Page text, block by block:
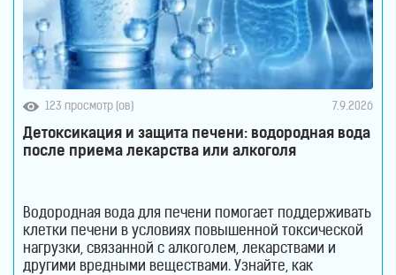
123 просмотр (ов) 7.9.2026
Детоксикация и защита печени: водородная вода
после приема лекарства или алкоголя
Водородная вода для печени помогает поддерживать
клетки печени в условиях повышенной токсической
нагрузки, связанной с алкоголем, лекарствами и
другими вредными веществами. Узнайте, как